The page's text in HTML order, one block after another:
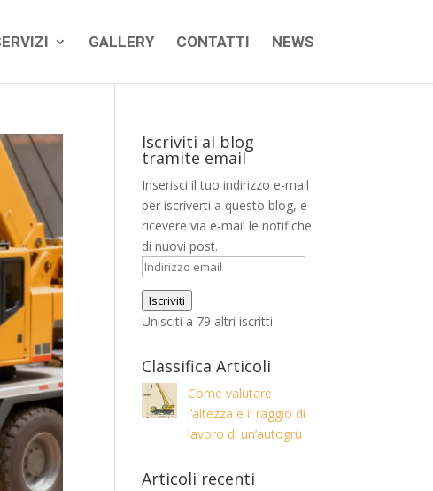
GALLERY CONTATTI NEWS
Iscriviti al blog
tramite email
Inserisci il tuo indirizzo e-mail
per iscriverti a questo blog, e
ricevere via e-mail le notifiche
di nuovi post.
Indirizzo
email
Iscriviti
Unisciti a 79 altri iscritti
Classifica Articoli
Come valutare
l’altezza e il raggio di
lavoro di un’autogrù
Articoli recenti